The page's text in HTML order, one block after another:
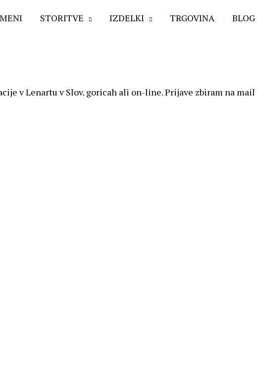
STORITVE IZDELKI TRGOVINA BLOG
v Lenartu v Slov. goricah ali on-line. Prijave zbiram na